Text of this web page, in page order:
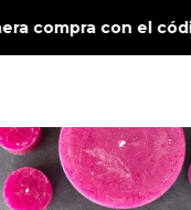
compra con el